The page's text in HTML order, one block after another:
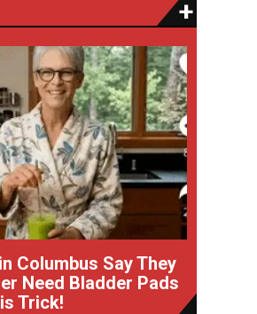
Columbus Say They
Need Bladder Pads
Trick!